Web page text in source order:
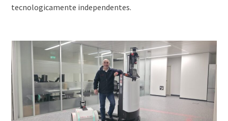
tecnologicamente independentes.